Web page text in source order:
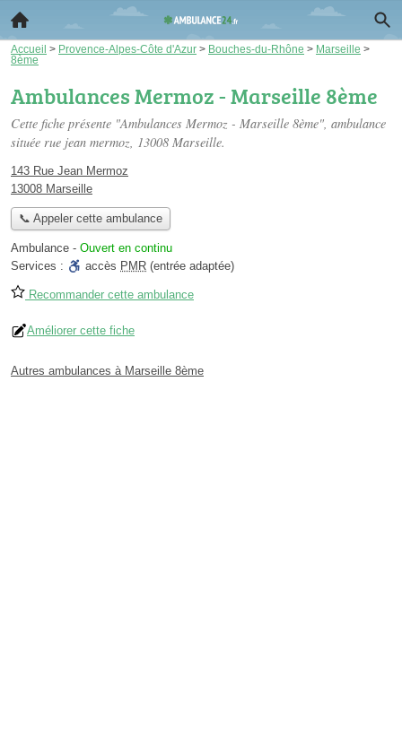
Accueil > Provence-Alpes-Côte d'Azur > Bouches-du-Rhône > Marseille >
8ème
Ambulances Mermoz - Marseille 8ème
Cette fiche présente "Ambulances Mermoz - Marseille 8ème", ambulance
située rue jean mermoz, 13008 Marseille.
143 Rue Jean Mermoz
13008 Marseille
📞 Appeler cette ambulance
Ambulance - Ouvert en continu
Services :
accès PMR (entrée adaptée)
Recommander cette ambulance
Améliorer cette fiche
Autres ambulances à Marseille 8ème